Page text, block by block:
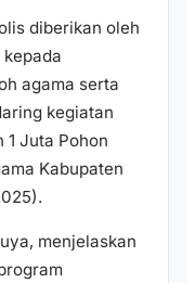
diberikan oleh
agama serta
kegiatan
1 Juta Pohon
Kabupaten
menjelaskan